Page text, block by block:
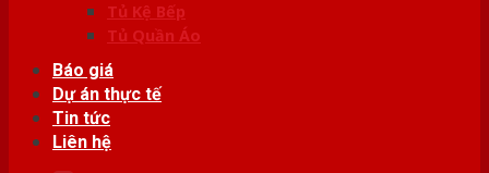
Tủ Kệ Bếp
Tủ Quần Áo
Báo giá
Dự án thực tế
Tin tức
Liên hệ